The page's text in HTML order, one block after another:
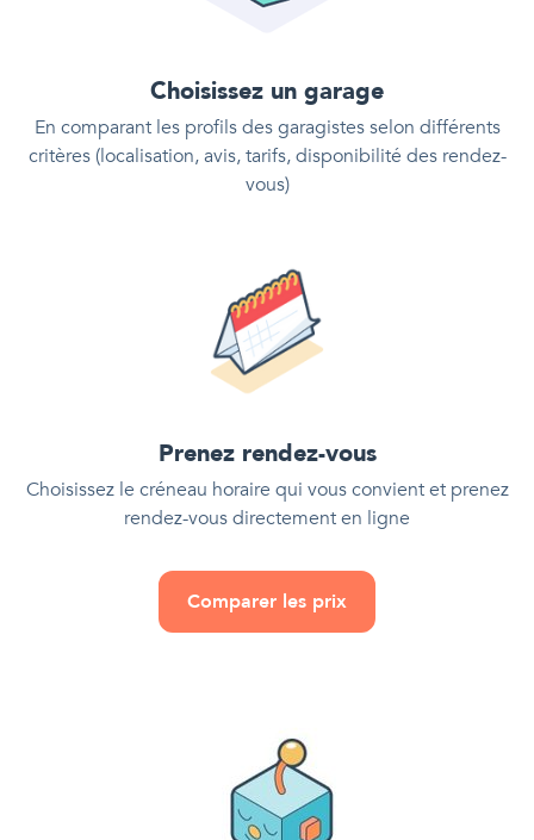
Choisissez un garage
En comparant les profils des garagistes selon différents
critères (localisation, avis, tarifs, disponibilité des rendez-
vous)
Prenez rendez-vous
Choisissez le créneau horaire qui vous convient et prenez
rendez-vous directement en ligne
Comparer les prix